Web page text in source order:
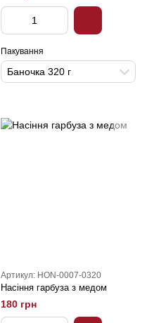
Пакування
Баночка 320 г
Артикул: HON-0007-0320
Насіння гарбуза з медом
180 грн